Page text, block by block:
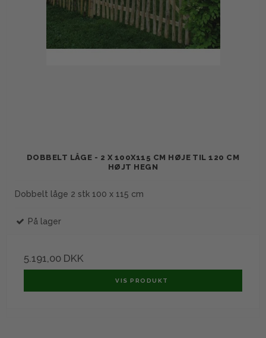
DOBBELT LÅGE - 2 X 100X115 CM HØJE TIL 120 CM
HØJT HEGN
Dobbelt låge 2 stk 100 x 115 cm
På lager
5.191,00 DKK
VIS PRODUKT